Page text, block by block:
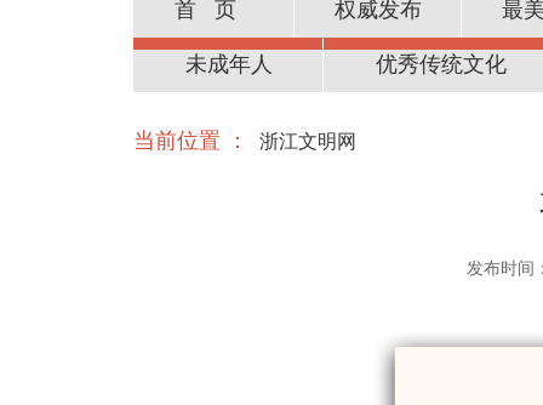
首页 权威发布 最
公民道德
未成年人 优秀传统文化
当前位置 ： 浙江文明网
发布时间